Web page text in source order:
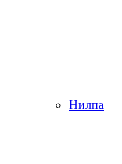
Нилпа